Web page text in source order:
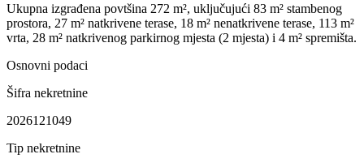
Ukupna izgrađena povtšina 272 m², uključujući 83 m² stambenog
prostora, 27 m² natkrivene terase, 18 m² nenatkrivene terase, 113 m²
vrta, 28 m² natkrivenog parkirnog mjesta (2 mjesta) i 4 m² spremišta.
Osnovni podaci
Šifra nekretnine
2026121049
Tip nekretnine